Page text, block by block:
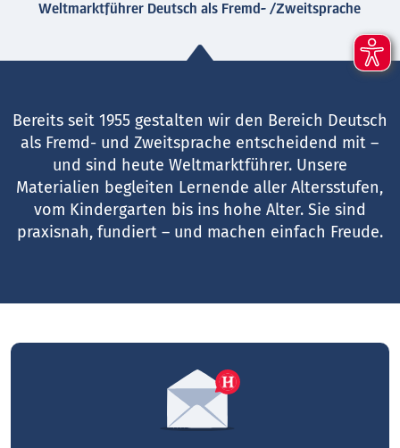
Weltmarktführer Deutsch als Fremd- /Zweitsprache
Bereits seit 1955 gestalten wir den Bereich Deutsch
als Fremd- und Zweitsprache entscheidend mit –
und sind heute Weltmarktführer. Unsere
Materialien begleiten Lernende aller Altersstufen,
vom Kindergarten bis ins hohe Alter. Sie sind
praxisnah, fundiert – und machen einfach Freude.